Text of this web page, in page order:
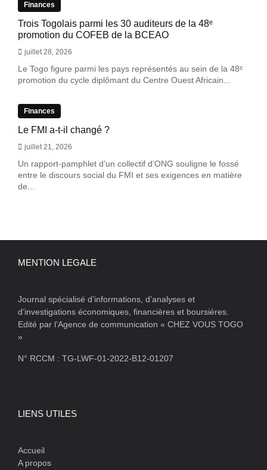
Finances
Trois Togolais parmi les 30 auditeurs de la 48ᵉ
promotion du COFEB de la BCEAO
juillet 28, 2026
Le Togo figure parmi les pays représentés au sein de la 48ᵉ
promotion du cycle diplômant du Centre Ouest Africain...
Finances
Le FMI a-t-il changé ?
juillet 21, 2026
Un rapport-pamphlet d’un collectif d’ONG souligne le fossé
entre le discours social du FMI et ses exigences en matière
de...
MENTION LEGALE
Journal spécialisé d’informations, d’analyses et
d’investigations économiques, financières et boursières.
Edité par l’Agence de communication « CHEZ VOUS TOGO
»
N° RCCM : TG-LWF-01-2022-B12-01207
LIENS UTILES
Accueil
A propos